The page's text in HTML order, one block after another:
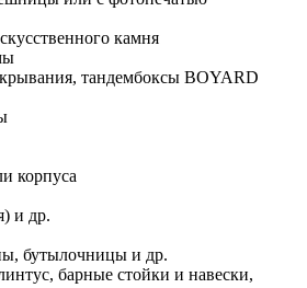
камня
тандембоксы BOYARD
корпуса
и др.
бутылочницы и др.
барные стойки и навески,